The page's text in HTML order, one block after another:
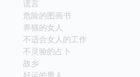
谎言
危险的图画书
养猫的女人
不适合女人的工作
不灵验的占卜
故乡